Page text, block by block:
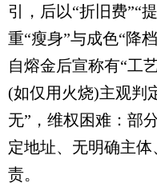
引，后以“折旧费”“
重“瘦身”与成色“降
自熔金后宣称有“工
(如仅用火烧)主观判
无”，维权困难：部
定地址、无明确主
责。